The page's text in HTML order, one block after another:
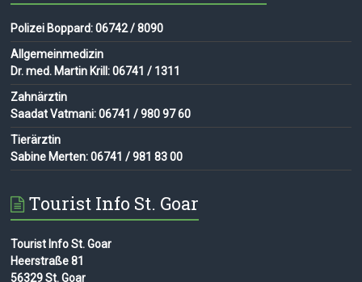
Polizei Boppard: 06742 / 8090
Allgemeinmedizin
Dr. med. Martin Krill: 06741 / 1311
Zahnärztin
Saadat Vatmani: 06741 / 980 97 60
Tierärztin
Sabine Merten: 06741 / 981 83 00
Tourist Info St. Goar
Tourist Info St. Goar
Heerstraße 81
56329 St. Goar